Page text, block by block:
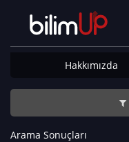
Hakkımızda
Arama Sonuçları